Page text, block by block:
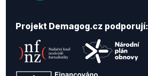
Projekt Demagog.cz podporují: